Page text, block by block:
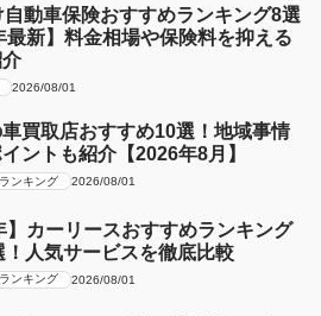
動車保険おすすめランキング8選
最新】料金相場や保険料を抑える
2026/08/01
買取店おすすめ10選！地域事情
ントも紹介【2026年8月】
ンキング 2026/08/01
】カーリースおすすめランキング
！人気サービスを徹底比較
ンキング 2026/08/01